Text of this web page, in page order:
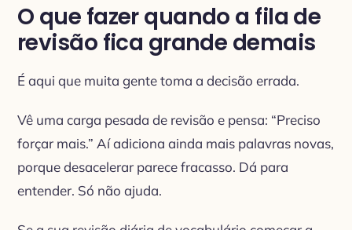
O que fazer quando a fila de
revisão fica grande demais
É aqui que muita gente toma a decisão errada.
Vê uma carga pesada de revisão e pensa: “Preciso
forçar mais.” Aí adiciona ainda mais palavras novas,
porque desacelerar parece fracasso. Dá para
entender. Só não ajuda.